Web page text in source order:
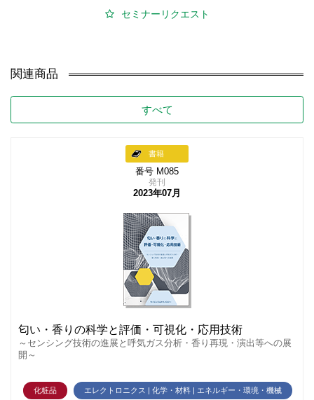
セミナーリクエスト
関連商品
すべて
書籍
番号 M085
発刊
2023年07月
匂い・香りの科学と評価・可視化・応用技術
～センシング技術の進展と呼気ガス分析・香り再現・演出等への展
開～
化粧品 エレクトロニクス | 化学・材料 | エネルギー・環境・機械